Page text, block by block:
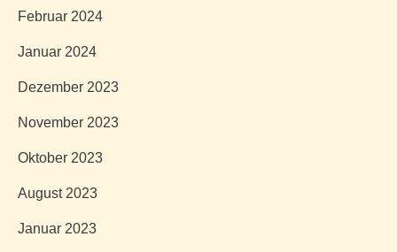
Februar 2024
Januar 2024
Dezember 2023
November 2023
Oktober 2023
August 2023
Januar 2023